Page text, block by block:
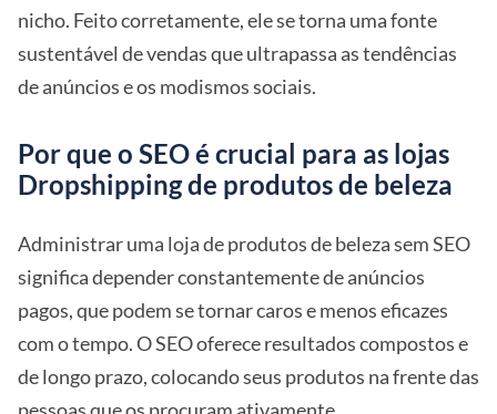
nicho. Feito corretamente, ele se torna uma fonte
sustentável de vendas que ultrapassa as tendências
de anúncios e os modismos sociais.
Por que o SEO é crucial para as lojas
Dropshipping de produtos de beleza
Administrar uma loja de produtos de beleza sem SEO
significa depender constantemente de anúncios
pagos, que podem se tornar caros e menos eficazes
com o tempo. O SEO oferece resultados compostos e
de longo prazo, colocando seus produtos na frente das